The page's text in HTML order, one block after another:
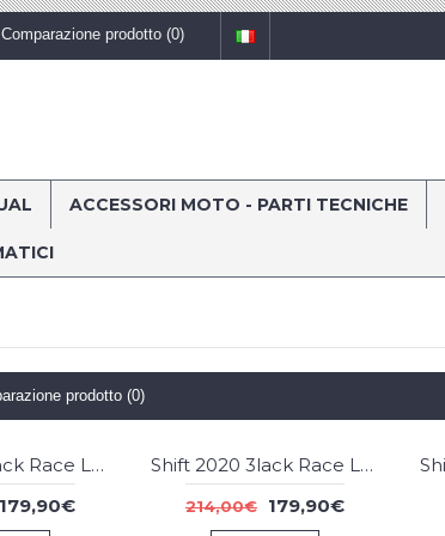
Comparazione prodotto (0)
ACCESSORI MOTO - PARTI TECNICHE
prodotto (0)
-16Shift 2020 3lack Race Label Mint Combo
179,90€
-16Shift 2020 3lack Race Label Flo Yellow Combo
214,00€ 179,90€